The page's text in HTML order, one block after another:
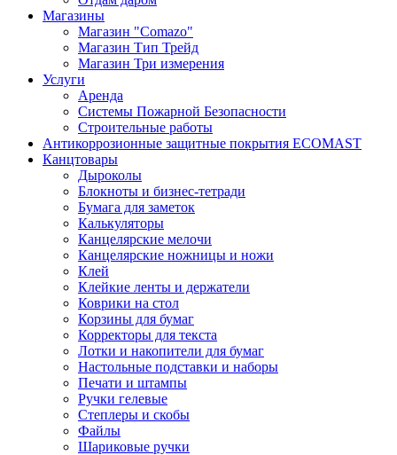
Магазины
Магазин "Comazo"
Магазин Тип Трейд
Магазин Три измерения
Услуги
Аренда
Системы Пожарной Безопасности
Строительные работы
Антикоррозионные защитные покрытия ECOMAST
Канцтовары
Дыроколы
Блокноты и бизнес-тетради
Бумага для заметок
Калькуляторы
Канцелярские мелочи
Канцелярские ножницы и ножи
Клей
Клейкие ленты и держатели
Коврики на стол
Корзины для бумаг
Корректоры для текста
Лотки и накопители для бумаг
Настольные подставки и наборы
Печати и штампы
Ручки гелевые
Степлеры и скобы
Файлы
Шариковые ручки